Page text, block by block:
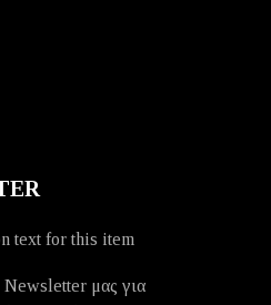
text for this item
Newsletter μας για